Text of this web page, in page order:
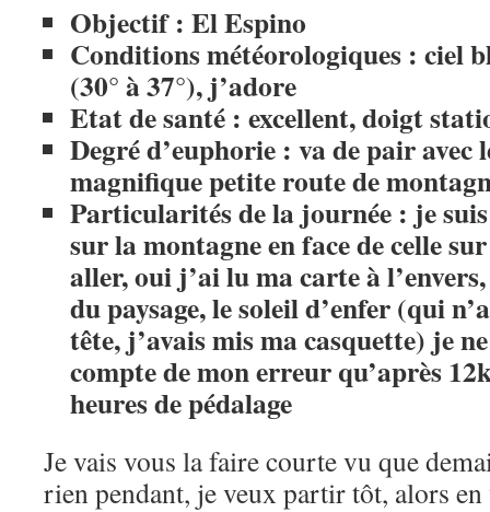
Objectif : El Espino
Conditions météorologiques : ciel
(30° à 37°), j’adore
Etat de santé : excellent, doigt
Degré d’euphorie : va de pair avec
magnifique petite route de
Particularités de la journée : je
sur la montagne en face de celle
aller, oui j’ai lu ma carte à
du paysage, le soleil d’enfer (qui
tête, j’avais mis ma casquette) je
compte de mon erreur qu’après
heures de pédalage
Je vais vous la faire courte vu que
rien pendant, je veux partir tôt, alors